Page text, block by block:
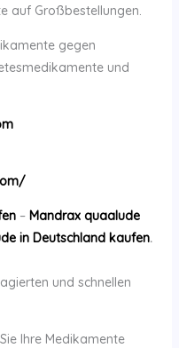
auf Großbestellungen.
gegen
und
– Mandrax quaalude
in Deutschland kaufen.
und schnellen
Ihre Medikamente